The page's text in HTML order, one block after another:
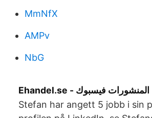
MmNfX
AMPv
NbG
Ehandel.se - المنشورات فيسبوك
Stefan har angett 5 jobb i sin